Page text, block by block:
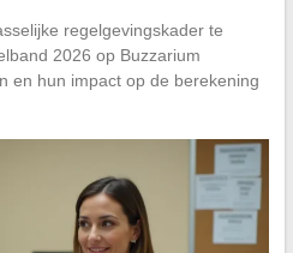
regelgevingskader te
2026 op Buzzarium
en hun impact op de berekening